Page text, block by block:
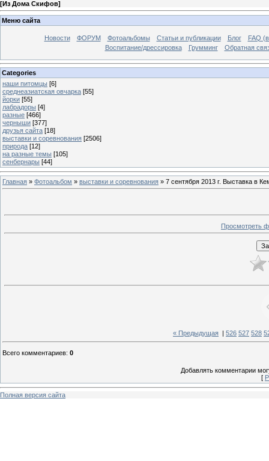
[Из Дома Скифов]
Меню сайта
Новости ФОРУМ Фотоальбомы Статьи и публикации Блог
FAQ
Воспитание/дрессировка
Грумминг Обратная
Categories
наши питомцы [6]
среднеазиатская овчарка [55]
йорки [55]
лабрадоры [4]
разные [466]
черныши [377]
друзья сайта [18]
выставки и соревнования [2506]
природа [12]
на разные темы [105]
сенбернары [44]
Главная » Фотоальбом » выставки и соревнования » 7 сентября 2013 г. Выставка в
Просмотреть
« Предыдущая | 526 527 528
Всего комментариев: 0
Добавлять комментарии
[
Полная версия сайта